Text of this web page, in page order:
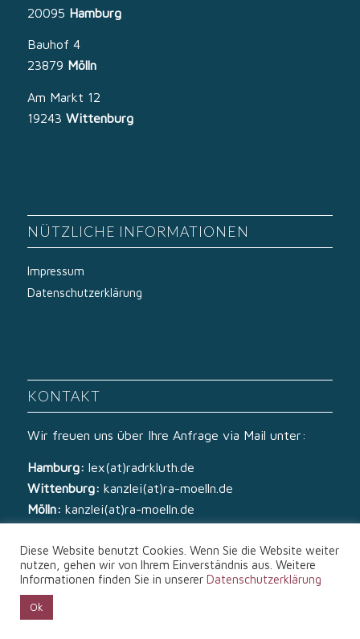
20095 Hamburg
Bauhof 4
23879 Mölln
Am Markt 12
19243 Wittenburg
NÜTZLICHE INFORMATIONEN
Impressum
Datenschutzerklärung
KONTAKT
Wir freuen uns über Ihre Anfrage via Mail unter:
Hamburg: lex(at)radrkluth.de
Wittenburg: kanzlei(at)ra-moelln.de
Mölln: kanzlei(at)ra-moelln.de
Diese Website benutzt Cookies. Wenn Sie die Website weiter
nutzen, gehen wir von Ihrem Einverständnis aus. Weitere
Informationen finden Sie in unserer Datenschutzerklärung
Ok